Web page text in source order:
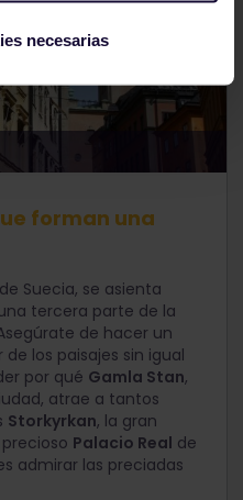
necesarias
forman una
Suecia, se asienta
tercera parte de la
de hacer un
los paisajes sin igual
por qué Gamla Stan,
atrae a tantos
Storkyrkan, la gran
Palacio Real de
admirar las preciadas